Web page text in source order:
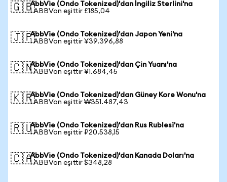
🇬🇧AbbVie (Ondo Tokenized)'dan İngiliz Sterlini'na
1 ABBVon eşittir £185,04
🇯🇵AbbVie (Ondo Tokenized)'dan Japon Yeni'na
1 ABBVon eşittir ¥39.396,88
🇨🇳AbbVie (Ondo Tokenized)'dan Çin Yuanı'na
1 ABBVon eşittir ¥1.684,45
🇰🇷AbbVie (Ondo Tokenized)'dan Güney Kore Wonu'na
1 ABBVon eşittir ₩351.487,43
🇷🇺AbbVie (Ondo Tokenized)'dan Rus Rublesi'na
1 ABBVon eşittir ₽20.538,15
🇨🇦AbbVie (Ondo Tokenized)'dan Kanada Doları'na
1 ABBVon eşittir $348,28